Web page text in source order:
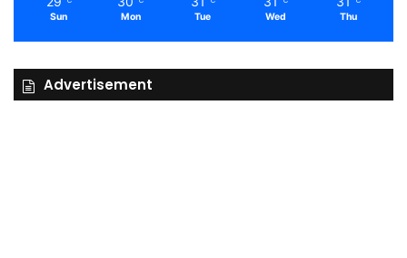
Sun Mon Tue Wed Thu
Advertisement